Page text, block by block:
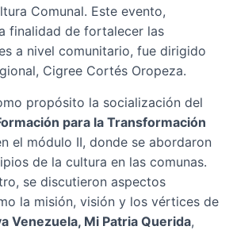
Comunal. Este evento,
finalidad de fortalecer las
a nivel comunitario, fue dirigido
Cigree Cortés Oropeza.
propósito la socialización del
para la Transformación
el módulo II, donde se abordaron
de la cultura en las comunas.
se discutieron aspectos
la misión, visión y los vértices de
Venezuela, Mi Patria Querida,